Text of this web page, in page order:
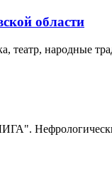
области
театр, народные